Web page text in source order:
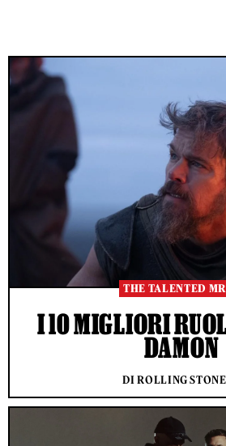
THE TALENTED
I 10 MIGLIORI
DAMON
DI ROLLING